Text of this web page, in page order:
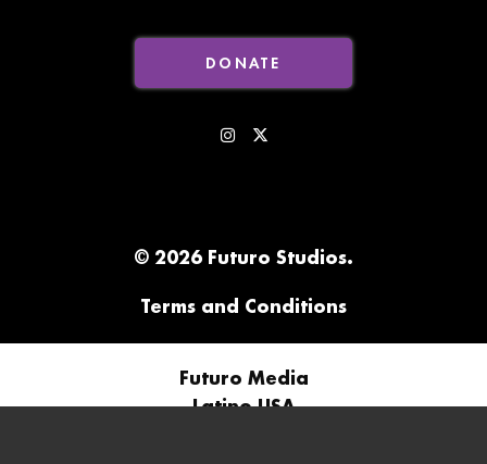
DONATE
© 2026 Futuro Studios.
Terms and Conditions
Futuro Media
Latino USA